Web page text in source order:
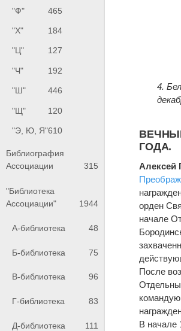
"Ф" 465
"Х" 184
"Ц" 127
"Ч" 192
"Ш" 446
"Щ" 120
"Э, Ю, Я"610
Библиография
Ассоциации
315
"Библиотека
Ассоциации"
1944
А-библиотека 48
Б-библиотека 75
В-библиотека 96
Г-библиотека 83
Д-библиотека 111
4.
ГОДА.
Алексей
орден
начале
После
В начале